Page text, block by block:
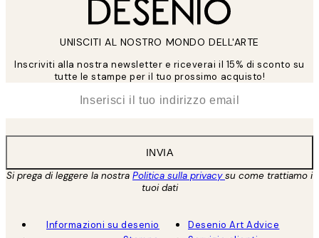
UNISCITI AL NOSTRO MONDO DELL'ARTE
Inscriviti alla nostra newsletter e riceverai il 15% di sconto su
tutte le stampe per il tuo prossimo acquisto!
INVIA
Si prega di leggere la nostra Politica sulla privacysu come trattiamo i
tuoi dati
Informazioni su desenio
Desenio Art Advice